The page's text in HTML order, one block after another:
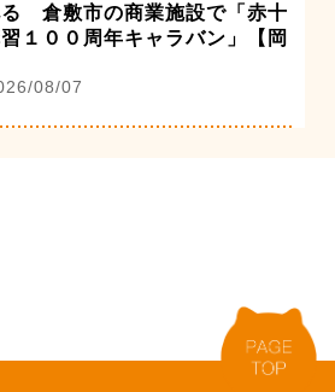
倉敷市の商業施設で「赤十
１００周年キャラバン」【岡
08/07